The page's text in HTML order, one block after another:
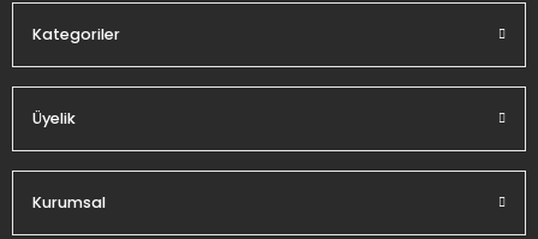
Kategoriler
Üyelik
Kurumsal